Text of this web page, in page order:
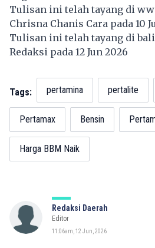
Tulisan ini telah tayang di
Chrisna Chanis Cara pada 10
Tulisan ini telah tayang di
Redaksi pada 12 Jun 2026
Tags: pertamina pertalite
Pertamax Bensin
Harga BBM Naik
Redaksi Daerah
Editor
11:06am, 12 Jun, 2026